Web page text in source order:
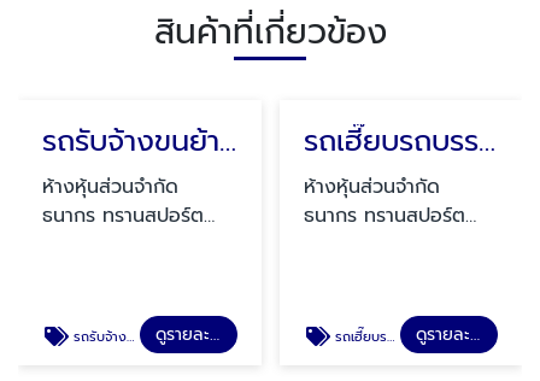
สินค้าที่เกี่ยวข้อง
รถรับจ้างขนย้ายบ้าน กรุงเทพ
ห้างหุ้นส่วนจำกัด
ธนากร ทรานสปอร์ต
รถรับจ้างขนย้ายบ้าน กรุงเทพ ดูรายละเอียด